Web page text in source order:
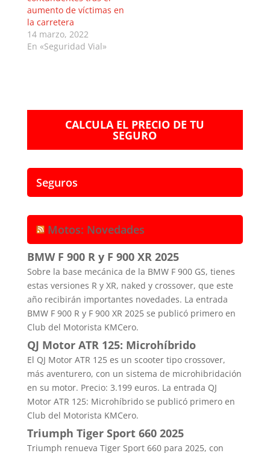
aumento de víctimas en
la carretera
14 marzo, 2022
En «Seguridad Vial»
CALCULA EL PRECIO DE TU
SEGURO
Seguros
Motos: Novedades
BMW F 900 R y F 900 XR 2025
Sobre la base mecánica de la BMW F 900 GS, tienes
estas versiones R y XR, naked y crossover, que este
año recibirán importantes novedades. La entrada
BMW F 900 R y F 900 XR 2025 se publicó primero en
Club del Motorista KMCero.
QJ Motor ATR 125: Microhíbrido
El QJ Motor ATR 125 es un scooter tipo crossover,
más aventurero, con un sistema de microhibridación
en su motor. Precio: 3.199 euros. La entrada QJ
Motor ATR 125: Microhíbrido se publicó primero en
Club del Motorista KMCero.
Triumph Tiger Sport 660 2025
Triumph renueva Tiger Sport 660 para 2025, con